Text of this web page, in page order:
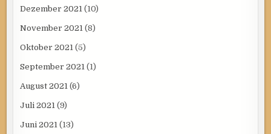
Dezember 2021 (10)
November 2021 (8)
Oktober 2021 (5)
September 2021 (1)
August 2021 (6)
Juli 2021 (9)
Juni 2021 (13)